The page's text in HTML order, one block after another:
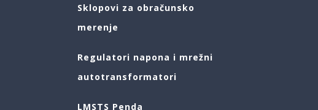
Sklopovi za obračunsko
merenje
Regulatori napona i mrežni
autotransformatori
LMSTS Penda